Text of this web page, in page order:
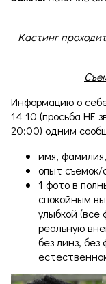
Кастинг
Информацию о
14 10 (просьба НЕ
20:00) одним
имя,
опыт съемок/
1 фото в
спокойным
улыбкой
реальную
без линз,